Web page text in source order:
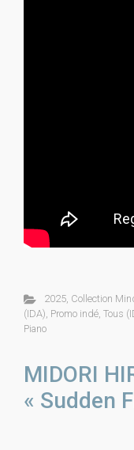
2025, Collection
(IDA), Promo indé, Tous
Piano
MIDORI
« Sudden